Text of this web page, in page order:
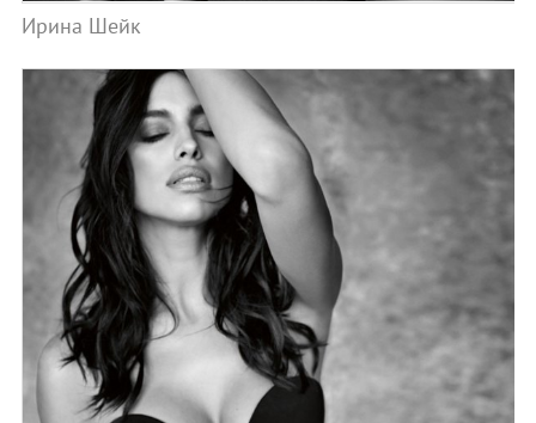
Ирина Шейк